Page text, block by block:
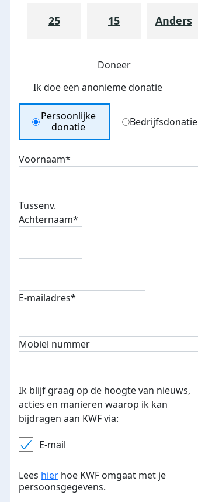
25 15 Anders
Doneer
Ik doe een anonieme donatie
Donation Type
Persoonlijke
donatie
Bedrijfsdonatie
Voornaam*
Tussenv.
Achternaam*
E-mailadres*
Mobiel nummer
Ik blijf graag op de hoogte van nieuws,
acties en manieren waarop ik kan
bijdragen aan KWF via:
E-mail
Lees hier hoe KWF omgaat met je
persoonsgegevens.